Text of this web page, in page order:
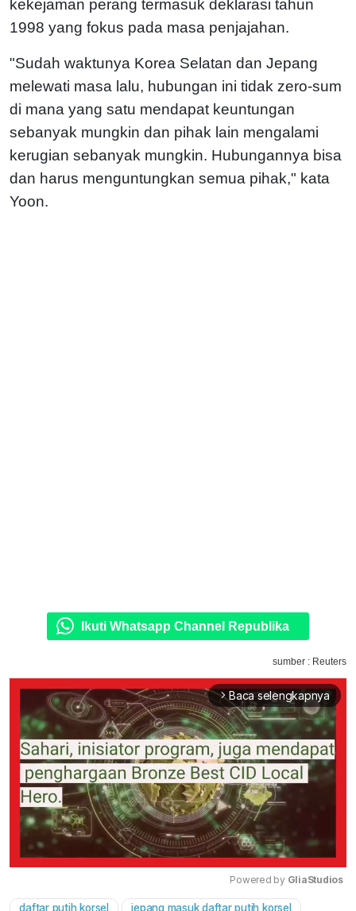
kekejaman perang termasuk deklarasi tahun
1998 yang fokus pada masa penjajahan.
"Sudah waktunya Korea Selatan dan Jepang
melewati masa lalu, hubungan ini tidak zero-sum
di mana yang satu mendapat keuntungan
sebanyak mungkin dan pihak lain mengalami
kerugian sebanyak mungkin. Hubungannya bisa
dan harus menguntungkan semua pihak," kata
Yoon.
Ikuti Whatsapp Channel Republika
sumber : Reuters
arrow_forward_ios Baca selengkapnya
Powered by GliaStudios
daftar putih korsel jepang masuk daftar putih korsel